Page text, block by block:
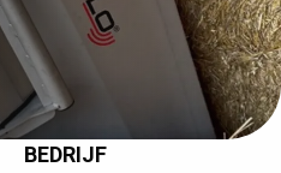
BEDRIJF